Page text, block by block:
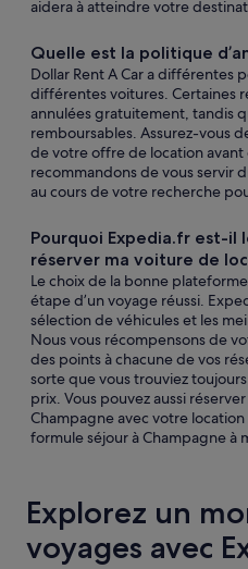
aidera à atteindre votre
Quelle est la politique
Dollar Rent A Car a différentes
différentes voitures. Certaines
annulées gratuitement, tandis
remboursables. Assurez-vous
de votre offre de location avant
recommandons de vous servir
au cours de votre recherche
Pourquoi Expedia.fr est-il
réserver ma voiture de
Le choix de la bonne
étape d’un voyage réussi.
sélection de véhicules et les
Nous vous récompensons de
des points à chacune de vos
sorte que vous trouviez
prix. Vous pouvez aussi
Champagne avec votre
formule séjour à Champagne à
Explorez un
voyages avec